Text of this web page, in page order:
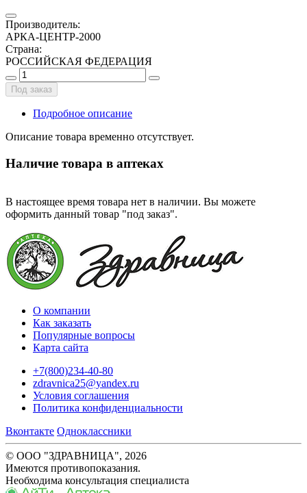
Производитель:
АРКА-ЦЕНТР-2000
Страна:
РОССИЙСКАЯ ФЕДЕРАЦИЯ
Под заказ
Подробное описание
Описание товара временно отсутствует.
Наличие товара в аптеках
В настоящее время товара нет в наличии. Вы можете
оформить данный товар "под заказ".
О компании
Как заказать
Популярные вопросы
Карта сайта
+7(800)234-40-80
zdravnica25@yandex.ru
Условия соглашения
Политика конфиденциальности
Вконтакте Одноклассники
© ООО "ЗДРАВНИЦА", 2026
Имеются противопоказания.
Необходима консультация специалиста